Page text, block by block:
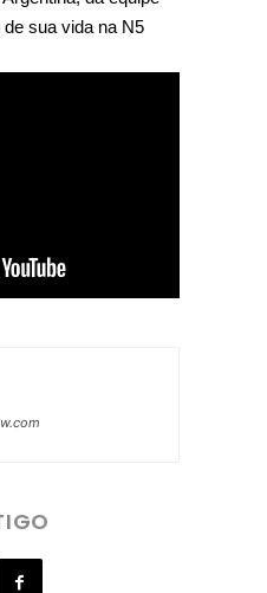
sua vida na N5